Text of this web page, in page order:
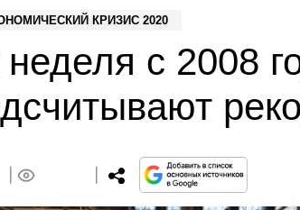
КРИЗИС 2020
с 2008